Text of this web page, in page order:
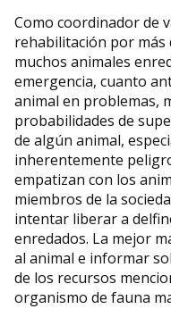
Como coordinador de
rehabilitación por más
muchos animales
emergencia, cuanto
animal en problemas,
probabilidades de
de algún animal,
inherentemente
empatizan con los
miembros de la
intentar liberar a
enredados. La mejor
al animal e informar
de los recursos
organismo de fauna